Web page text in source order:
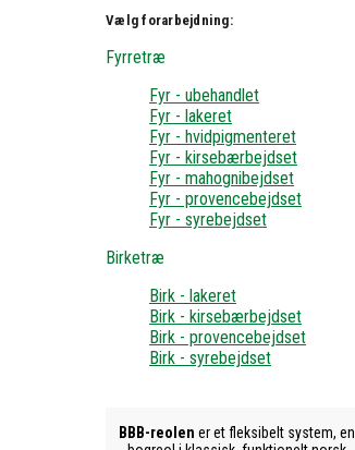
Vælg forarbejdning:
Fyrretræ
Fyr - ubehandlet
Fyr - lakeret
Fyr - hvidpigmenteret
Fyr - kirsebærbejdset
Fyr - mahognibejdset
Fyr - provencebejdset
Fyr - syrebejdset
Birketræ
Birk - lakeret
Birk - kirsebærbejdset
Birk - provencebejdset
Birk - syrebejdset
BBB-reolen er et fleksibelt system, en